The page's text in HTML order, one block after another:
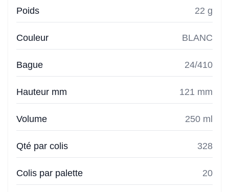
Poids 22 g
Couleur BLANC
Bague 24/410
Hauteur mm 121 mm
Volume 250 ml
Qté par colis 328
Colis par palette 20